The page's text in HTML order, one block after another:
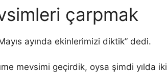
çarpmak
ayında ekinlerimizi diktik” dedi.
mevsimi geçirdik, oysa şimdi yılda